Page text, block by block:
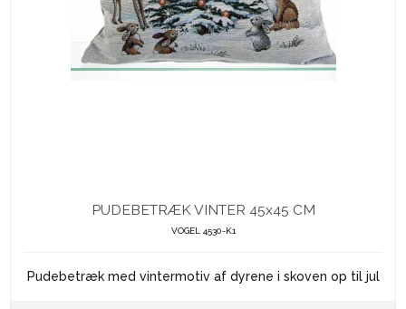
PUDEBETRÆK VINTER 45x45 CM
VOGEL 4530-K1
Pudebetræk med vintermotiv af dyrene i skoven op til jul